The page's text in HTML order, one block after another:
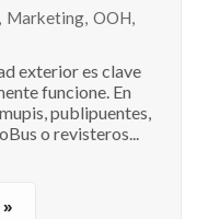
, Marketing, OOH,
exterior es clave
funcione. En
publipuentes,
o revisteros...